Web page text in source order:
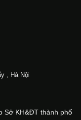
, Hà Nội
Sở KH&ĐT thành phố